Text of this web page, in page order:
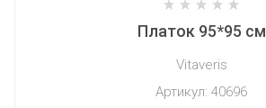
Платок 95*95 см
Vitaveris
Артикул: 40696